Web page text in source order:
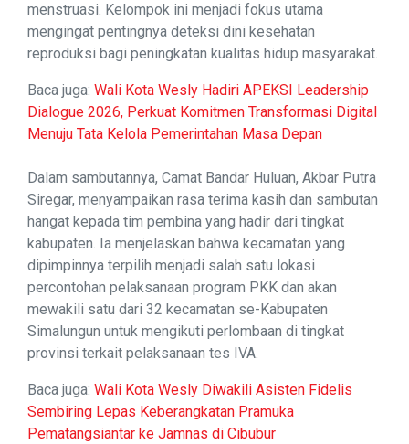
menstruasi. Kelompok ini menjadi fokus utama
mengingat pentingnya deteksi dini kesehatan
reproduksi bagi peningkatan kualitas hidup masyarakat.
Baca juga: Wali Kota Wesly Hadiri APEKSI Leadership
Dialogue 2026, Perkuat Komitmen Transformasi Digital
Menuju Tata Kelola Pemerintahan Masa Depan
Dalam sambutannya, Camat Bandar Huluan, Akbar Putra
Siregar, menyampaikan rasa terima kasih dan sambutan
hangat kepada tim pembina yang hadir dari tingkat
kabupaten. Ia menjelaskan bahwa kecamatan yang
dipimpinnya terpilih menjadi salah satu lokasi
percontohan pelaksanaan program PKK dan akan
mewakili satu dari 32 kecamatan se-Kabupaten
Simalungun untuk mengikuti perlombaan di tingkat
provinsi terkait pelaksanaan tes IVA.
Baca juga: Wali Kota Wesly Diwakili Asisten Fidelis
Sembiring Lepas Keberangkatan Pramuka
Pematangsiantar ke Jamnas di Cibubur